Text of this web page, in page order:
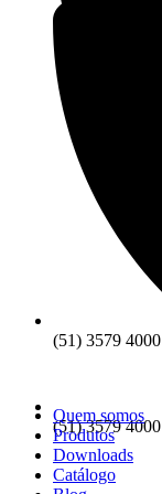
(51) 3579 4000
(51) 3579 4000
Quem somos
Produtos
Downloads
Catálogo